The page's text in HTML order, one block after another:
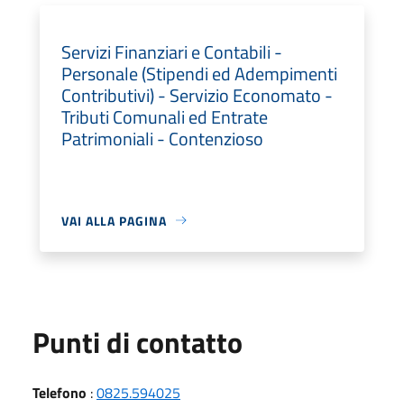
Servizi Finanziari e Contabili -
Personale (Stipendi ed Adempimenti
Contributivi) - Servizio Economato -
Tributi Comunali ed Entrate
Patrimoniali - Contenzioso
VAI ALLA PAGINA
Punti di contatto
Telefono :0825.594025